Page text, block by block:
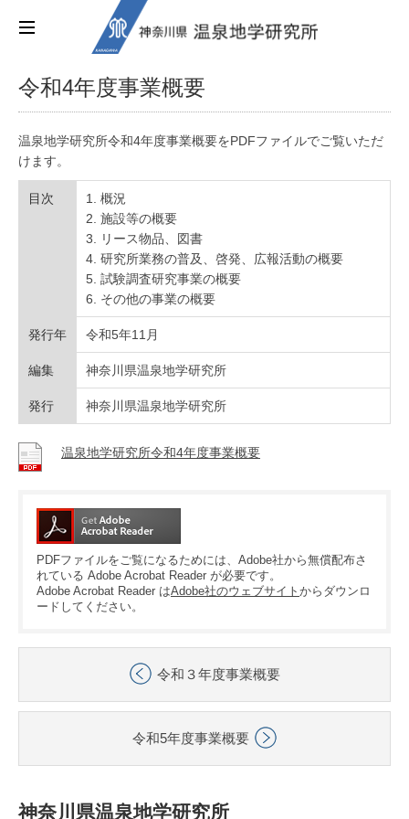
令和4年度事業概要
温泉地学研究所令和4年度事業概要をPDFファイルでご覧いただ
けます。
目次
概況
施設等の概要
リース物品、図書
研究所業務の普及、啓発、広報活動の概要
試験調査研究事業の概要
その他の事業の概要
発行年 令和5年11月
編集 神奈川県温泉地学研究所
発行 神奈川県温泉地学研究所
温泉地学研究所令和4年度事業概要
PDFファイルをご覧になるためには、Adobe社から無償配布さ
れている Adobe Acrobat Reader が必要です。
Adobe Acrobat Reader はAdobe社のウェブサイト からダウンロ
ードしてください。
令和３年度事業概要
令和5年度事業概要
神奈川県温泉地学研究所